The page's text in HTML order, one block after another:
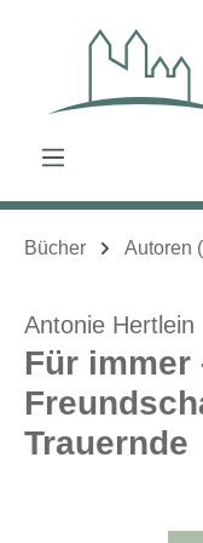
Zum Hauptinhalt
Bücher Autoren
Antonie Hertlein
Für immer
Trauernde